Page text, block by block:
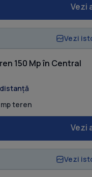
Vezi
Vezi
150 Mp în Central
mp teren
Vezi
Vezi